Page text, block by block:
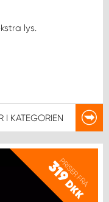
lys.
I KATEGORIEN
PRISER FRA
319
DKK